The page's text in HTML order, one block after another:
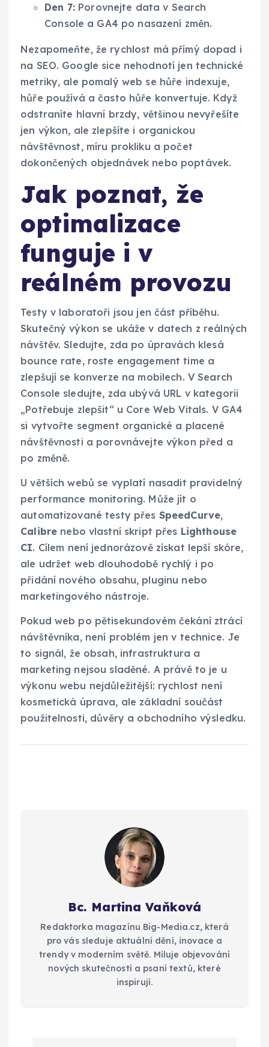
Den 7:Porovnejte data v Search
Console a GA4 po nasazení změn.
Nezapomeňte, že rychlost má přímý dopad i
na SEO. Google sice nehodnotí jen technické
metriky, ale pomalý web se hůře indexuje,
hůře používá a často hůře konvertuje. Když
odstraníte hlavní brzdy, většinou nevyřešíte
jen výkon, ale zlepšíte i organickou
návštěvnost, míru prokliku a počet
dokončených objednávek nebo poptávek.
Jak poznat, že
optimalizace
funguje i v
reálném provozu
Testy v laboratoři jsou jen část příběhu.
Skutečný výkon se ukáže v datech z reálných
návštěv. Sledujte, zda po úpravách klesá
bounce rate, roste engagement time a
zlepšují se konverze na mobilech. V Search
Console sledujte, zda ubývá URL v kategorii
„Potřebuje zlepšit“ u Core Web Vitals. V GA4
si vytvořte segment organické a placené
návštěvnosti a porovnávejte výkon před a
po změně.
U větších webů se vyplatí nasadit pravidelný
performance monitoring. Může jít o
automatizované testy přes SpeedCurve,
Calibre nebo vlastní skript přes Lighthouse
CI. Cílem není jednorázově získat lepší skóre,
ale udržet web dlouhodobě rychlý i po
přidání nového obsahu, pluginu nebo
marketingového nástroje.
Pokud web po pětisekundovém čekání ztrácí
návštěvníka, není problém jen v technice. Je
to signál, že obsah, infrastruktura a
marketing nejsou sladěné. A právě to je u
výkonu webu nejdůležitější: rychlost není
kosmetická úprava, ale základní součást
použitelnosti, důvěry a obchodního výsledku.
Bc. Martina Vaňková
Redaktorka magazínu Big-Media.cz, která
pro vás sleduje aktuální dění, inovace a
trendy v moderním světě. Miluje objevování
nových skutečností a psaní textů, které
inspirují.